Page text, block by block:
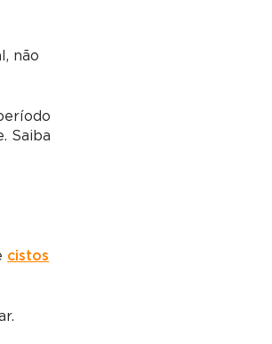
não
Saiba
cistos